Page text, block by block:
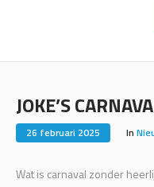
JOKE’S
26 februari 2025 In
Wat is carnaval zonder